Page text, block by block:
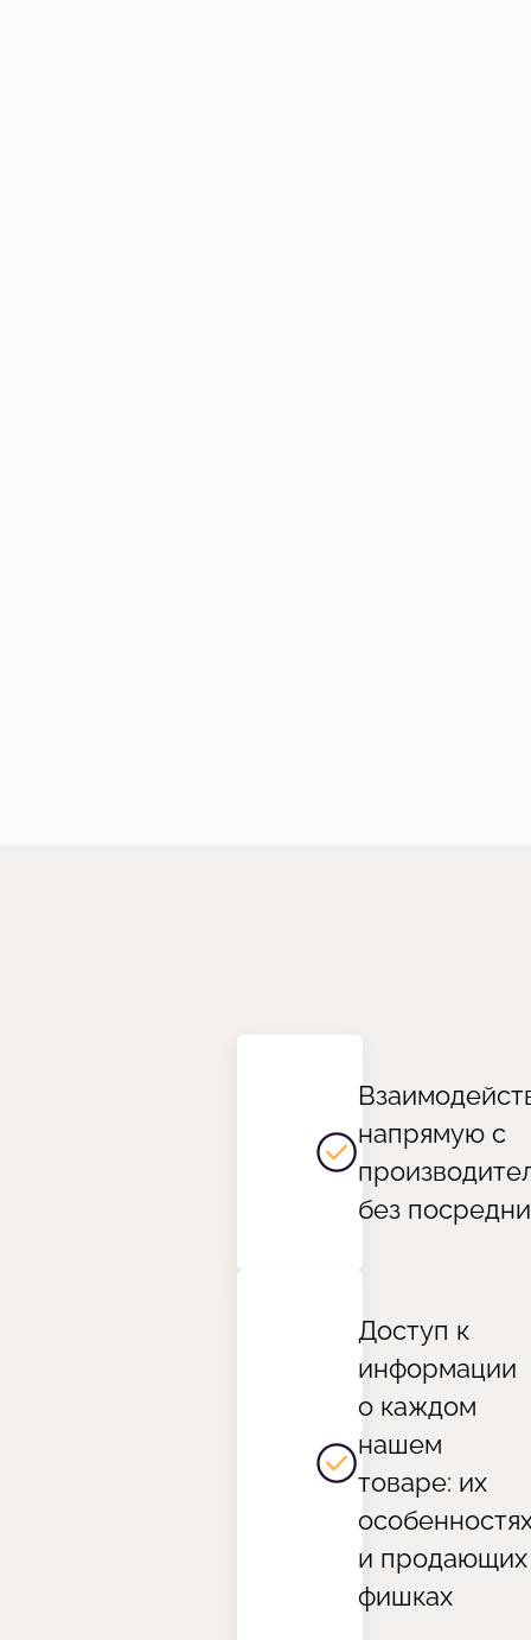
напрямую с
без
Доступ к
информации
о каждом
нашем
товаре: их
и продающих
фишках